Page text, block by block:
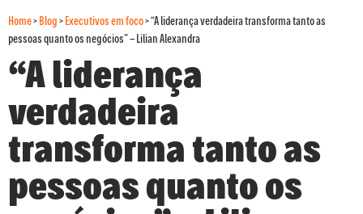
Home>Blog>Executivos em foco>“A liderança verdadeira transforma tanto as
pessoas quanto os negócios” – Lilian Alexandra
“A liderança
verdadeira
transforma tanto as
pessoas quanto os